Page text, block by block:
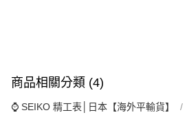
商品相關分類 (4)
⌚ SEIKO 精工表│日本【海外平輸貨】